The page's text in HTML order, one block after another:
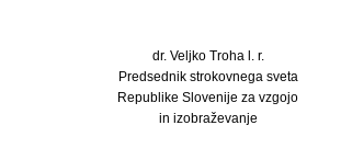
dr. Veljko Troha l. r.
Predsednik strokovnega sveta
Republike Slovenije za vzgojo
in izobraževanje